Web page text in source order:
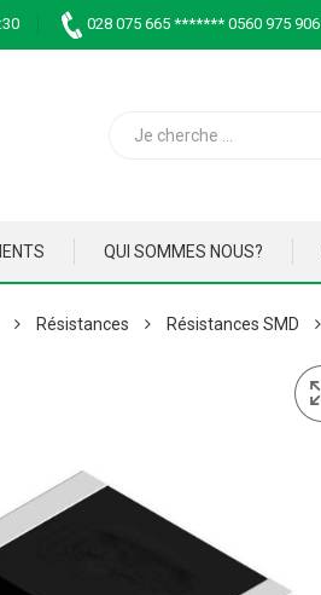
028 075 665 ******* 0560 975 906
QUI SOMMES NOUS?
Résistances Résistances SMD